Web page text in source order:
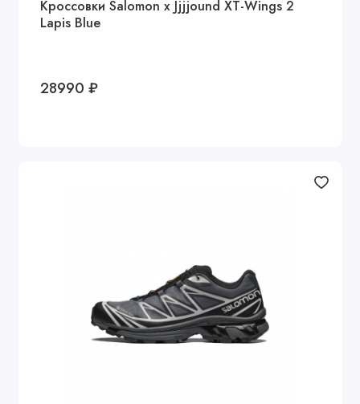
Кроссовки Salomon x Jjjjound XT-Wings 2
Lapis Blue
28990 ₽